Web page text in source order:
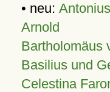
• neu: Antonius
Arnold
Bartholomäus
Basilius und
Celestina